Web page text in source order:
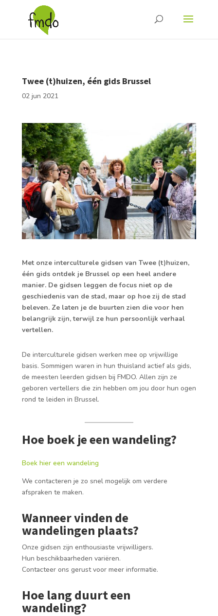
Twee (t)huizen, één gids Brussel
02 jun 2021
Met onze interculturele gidsen van Twee (t)huizen,
één gids ontdek je Brussel op een heel andere
manier. De gidsen leggen de focus niet op de
geschiedenis van de stad, maar op hoe zij de stad
beleven. Ze laten je de buurten zien die voor hen
belangrijk zijn, terwijl ze hun persoonlijk verhaal
vertellen.
De interculturele gidsen werken mee op vrijwillige
basis. Sommigen waren in hun thuisland actief als gids,
de meesten leerden gidsen bij FMDO. Allen zijn ze
geboren vertellers die zin hebben om jou door hun ogen
rond te leiden in Brussel.
Hoe boek je een wandeling?
Boek hier een wandeling
We contacteren je zo snel mogelijk om verdere
afspraken te maken.
Wanneer vinden de
wandelingen plaats?
Onze gidsen zijn enthousiaste vrijwilligers.
Hun beschikbaarheden variëren.
Contacteer ons gerust voor meer informatie.
Hoe lang duurt een
wandeling?